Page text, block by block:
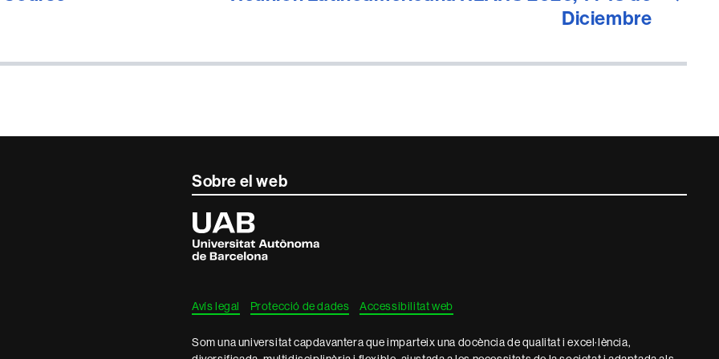
Diciembre
Sobre el web
Universitat
Autònoma
de
Barcelona
Avís legal Protecció de dades Accessibilitat web
Som una universitat capdavantera que imparteix una docència de qualitat i excel·lència,